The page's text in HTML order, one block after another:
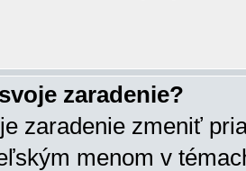
zaradenie?
zaradenie zmeniť
menom v